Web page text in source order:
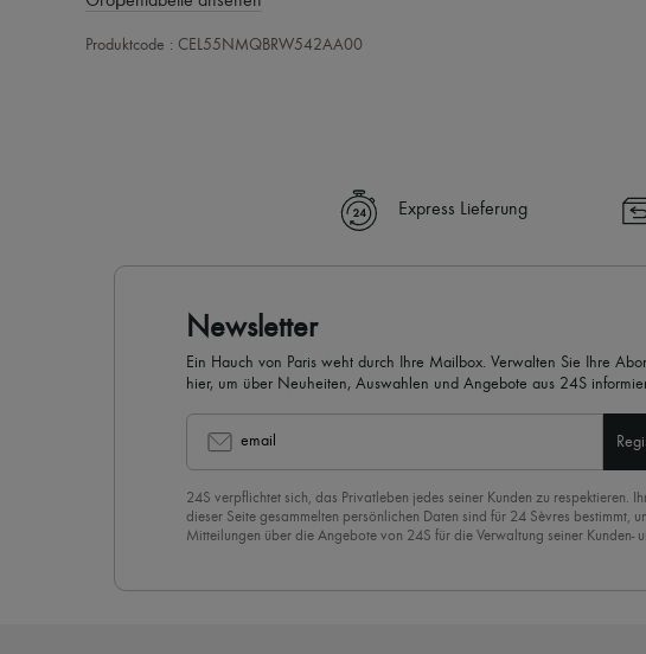
Produktcode : CEL55NMQBRW542AA00
Express Lieferung
Newsletter
Ein Hauch von Paris weht durch Ihre Mailbox. Verwalten Sie Ihre
hier, um über Neuheiten, Auswahlen und Angebote aus 24S
email
24S verpflichtet sich, das Privatleben jedes seiner Kunden zu respektieren.
dieser Seite gesammelten persönlichen Daten sind für 24 Sèvres bestimmt,
Mitteilungen über die Angebote von 24S für die Verwaltung seiner Kunden-
abzubestellen, klicken Sie einfach auf “Abbestellen” am Ende der Seite